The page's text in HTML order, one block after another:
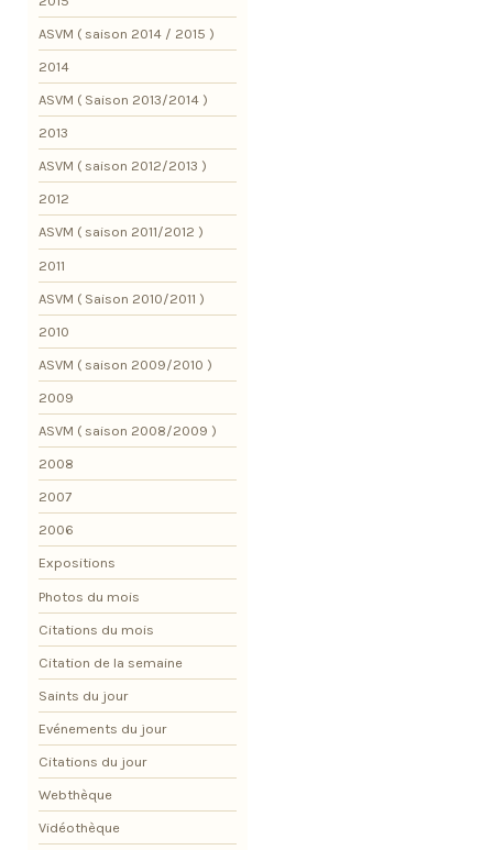
ASVM ( saison 2014 / 2015 )
2014
ASVM ( Saison 2013/2014 )
2013
ASVM ( saison 2012/2013 )
2012
ASVM ( saison 2011/2012 )
2011
ASVM ( Saison 2010/2011 )
2010
ASVM ( saison 2009/2010 )
2009
ASVM ( saison 2008/2009 )
2008
2007
2006
Expositions
Photos du mois
Citations du mois
Citation de la semaine
Saints du jour
Evénements du jour
Citations du jour
Webthèque
Vidéothèque